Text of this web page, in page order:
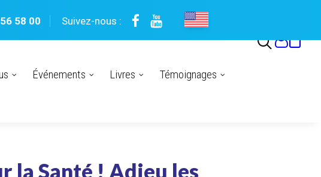
58 00 Suivez-nous :
Événements Livres
Témoignages
la Santé ! Adieu les